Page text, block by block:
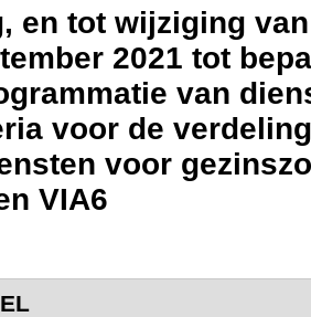
en tot wijziging
2021 tot
van
voor de
voor
VIA6